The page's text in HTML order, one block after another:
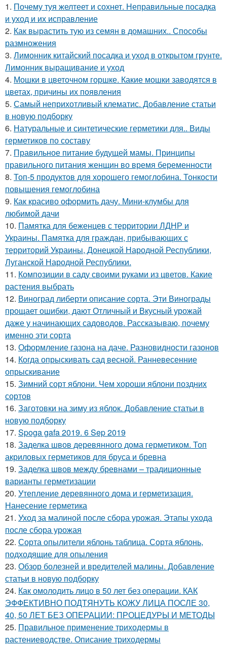
1. Почему туя желтеет и сохнет. Неправильные посадка
и уход и их исправление
2. Как вырастить тую из семян в домашних.. Способы
размножения
3. Лимонник китайский посадка и уход в открытом грунте.
Лимонник выращивание и уход
4. Мошки в цветочном горшке. Какие мошки заводятся в
цветах, причины их появления
5. Самый неприхотливый клематис. Добавление статьи
в новую подборку
6. Натуральные и синтетические герметики для.. Виды
герметиков по составу
7. Правильное питание будущей мамы. Принципы
правильного питания женщин во время беременности
8. Топ-5 продуктов для хорошего гемоглобина. Тонкости
повышения гемоглобина
9. Как красиво оформить дачу. Мини-клумбы для
любимой дачи
10. Памятка для беженцев с территории ЛДНР и
Украины. Памятка для граждан, прибывающих с
территорий Украины, Донецкой Народной Республики,
Луганской Народной Республики.
11. Композиции в саду своими руками из цветов. Какие
растения выбрать
12. Виноград либерти описание сорта. Эти Винограды
прощает ошибки, дают Отличный и Вкусный урожай
даже у начинающих садоводов. Рассказываю, почему
именно эти сорта
13. Оформление газона на даче. Разновидности газонов
14. Когда опрыскивать сад весной. Ранневесенние
опрыскивание
15. Зимний сорт яблони. Чем хороши яблони поздних
сортов
16. Заготовки на зиму из яблок. Добавление статьи в
новую подборку
17. Spoga gafa 2019. 6 Sep 2019
18. Заделка швов деревянного дома герметиком. Топ
акриловых герметиков для бруса и бревна
19. Заделка швов между бревнами – традиционные
варианты герметизации
20. Утепление деревянного дома и герметизация.
Нанесение герметика
21. Уход за малиной после сбора урожая. Этапы ухода
после сбора урожая
22. Сорта опылители яблонь таблица. Сорта яблонь,
подходящие для опыления
23. Обзор болезней и вредителей малины. Добавление
статьи в новую подборку
24. Как омолодить лицо в 50 лет без операции. КАК
ЭФФЕКТИВНО ПОДТЯНУТЬ КОЖУ ЛИЦА ПОСЛЕ 30,
40, 50 ЛЕТ БЕЗ ОПЕРАЦИИ: ПРОЦЕДУРЫ И МЕТОДЫ
25. Правильное применение триходермы в
растениеводстве. Описание триходермы